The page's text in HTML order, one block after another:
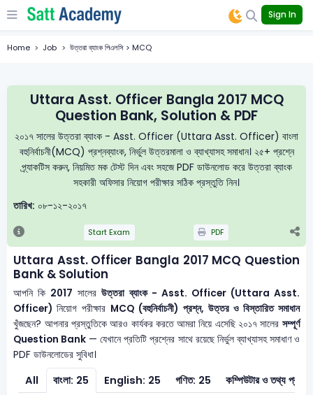
Sign In
Home Job উত্তরা ব্যাংক পিএলসি > MCQ
Uttara Asst. Officer Bangla 2017 MCQ
Question Bank, Solution & PDF
২০১৭ সালের উত্তরা ব্যাংক - Asst. Officer (Uttara Asst. Officer) বাংলা
বহুনির্বাচনী(MCQ) প্রশ্নব্যাংক, নির্ভুল উত্তরমালা ও ব্যাখ্যাসহ সমাধান। ২৫+ প্রশ্নে
প্র্যাকটিস করুন, নিয়মিত মক টেস্ট দিন এবং সহজে PDF ডাউনলোড করে উত্তরা ব্যাংক
সহকারী অফিসার নিয়োগ পরীক্ষার সঠিক প্রস্তুতি নিন।
তারিখ: ০৮-১২-২০১৭
Start Exam PDF
Uttara Asst. Officer Bangla 2017 MCQ Question
Bank & Solution
আপনি কি 2017 সালেরউত্তরা ব্যাংক - Asst. Officer (Uttara Asst.
Officer)নিয়োগ পরীক্ষার MCQ (বহুনির্বাচনী) প্রশ্ন, উত্তর ও বিস্তারিত সমাধান
খুঁজছেন? আপনার প্রস্তুতিকে আরও কার্যকর করতে আমরা নিয়ে এসেছি ২০১৭ সালের সম্পূর্ণ
Question Bank — যেখানে প্রতিটি প্রশ্নের সাথে রয়েছে নির্ভুল ব্যাখ্যাসহ সমাধাণ ও
PDF ডাউনলোডের সুবিধা।
All বাংলা: 25 English: 25 গণিত: 25 কম্পিউটার